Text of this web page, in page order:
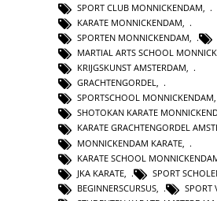
SPORT CLUB MONNICKENDAM
KARATE MONNICKENDAM,
SPORTEN MONNICKENDAM,
MARTIAL ARTS SCHOOL
KRIJGSKUNST AMSTERDAM,
GRACHTENGORDEL,
SPORTSCHOOL MONNICKENDAM,
SHOTOKAN KARATE
KARATE GRACHTENGORDEL
MONNICKENDAM KARATE
KARATE SCHOOL
JKA KARATE
SPORT
BEGINNERSCURSUS
SPORT